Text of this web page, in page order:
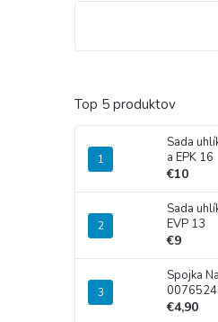
Top 5 produktov
Sada
a EPK 16
€10
Sada
EVP 13
€9
Spojka
€4,90